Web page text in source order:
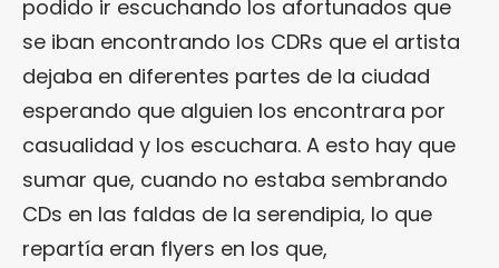
podido ir escuchando los afortunados que
se iban encontrando los CDRs que el artista
dejaba en diferentes partes de la ciudad
esperando que alguien los encontrara por
casualidad y los escuchara. A esto hay que
sumar que, cuando no estaba sembrando
CDs en las faldas de la serendipia, lo que
repartía eran flyers en los que,